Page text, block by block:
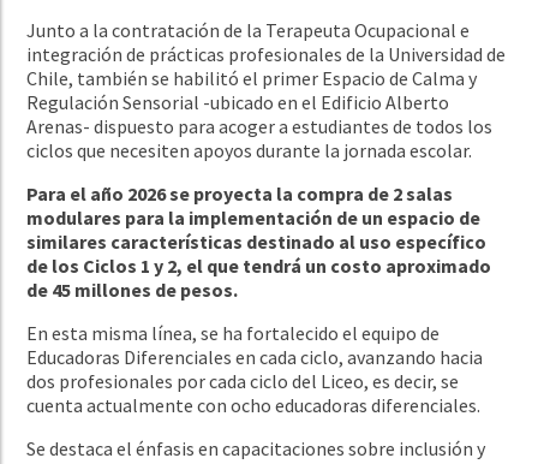
Junto a la contratación de la Terapeuta Ocupacional e
integración de prácticas profesionales de la Universidad de
Chile, también se habilitó el primer Espacio de Calma y
Regulación Sensorial -ubicado en el Edificio Alberto
Arenas- dispuesto para acoger a estudiantes de todos los
ciclos que necesiten apoyos durante la jornada escolar.
Para el año 2026 se proyecta la compra de 2 salas
modulares para la implementación de un espacio de
similares características destinado al uso específico
de los Ciclos 1 y 2, el que tendrá un costo aproximado
de 45 millones de pesos.
En esta misma línea, se ha fortalecido el equipo de
Educadoras Diferenciales en cada ciclo, avanzando hacia
dos profesionales por cada ciclo del Liceo, es decir, se
cuenta actualmente con ocho educadoras diferenciales.
Se destaca el énfasis en capacitaciones sobre inclusión y